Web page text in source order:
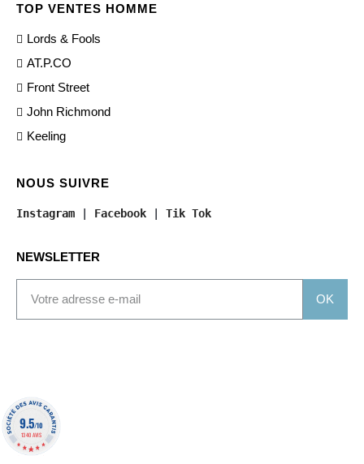
TOP VENTES HOMME
Lords & Fools
AT.P.CO
Front Street
John Richmond
Keeling
NOUS SUIVRE
Instagram | Facebook | Tik Tok
NEWSLETTER
OK
9.5/10
1340 AVIS